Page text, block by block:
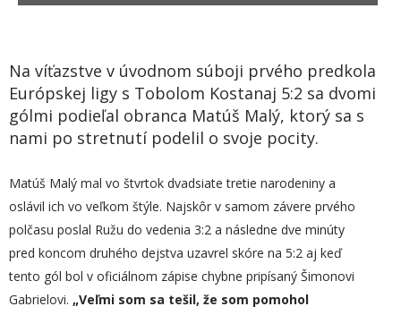
Na víťazstve v úvodnom súboji prvého predkola
Európskej ligy s Tobolom Kostanaj 5:2 sa dvomi
gólmi podieľal obranca Matúš Malý, ktorý sa s
nami po stretnutí podelil o svoje pocity.
Matúš Malý mal vo štvrtok dvadsiate tretie narodeniny a
oslávil ich vo veľkom štýle. Najskôr v samom závere prvého
polčasu poslal Ružu do vedenia 3:2 a následne dve minúty
pred koncom druhého dejstva uzavrel skóre na 5:2 aj keď
tento gól bol v oficiálnom zápise chybne pripísaný Šimonovi
Gabrielovi. „Veľmi som sa tešil, že som pomohol